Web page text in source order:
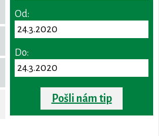
Od:
Do:
Pošli nám tip